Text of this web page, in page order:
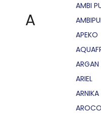
A
AMBI
APEKO
ARGAN
ARIEL
ARNIKA
AROCO